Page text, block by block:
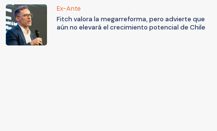
Ex-Ante
Fitch valora la megarreforma, pero advierte que
aún no elevará el crecimiento potencial de Chile